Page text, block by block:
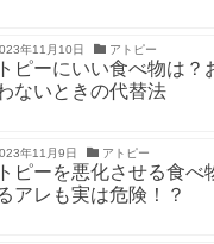
年11月10日 アトピー
ピーにいい食べ物は？
ないときの代替法
年11月9日 アトピー
ピーを悪化させる食べ
アレも実は危険！？